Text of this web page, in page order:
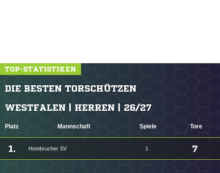
TOP-STATISTIKEN
DIE BESTEN TORSCHÜTZEN
WESTFALEN | HERREN | 26/27
Platz Mannschaft Spiele Tore
1. Hombrucher SV 1 7